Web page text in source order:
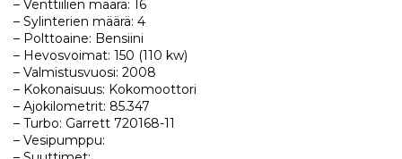
– Venttiilien määrä: 16
– Sylinterien määrä: 4
– Polttoaine: Bensiini
– Hevosvoimat: 150 (110 kw)
– Valmistusvuosi: 2008
– Kokonaisuus: Kokomoottori
– Ajokilometrit: 85.347
– Turbo: Garrett 720168-11
– Vesipumppu: